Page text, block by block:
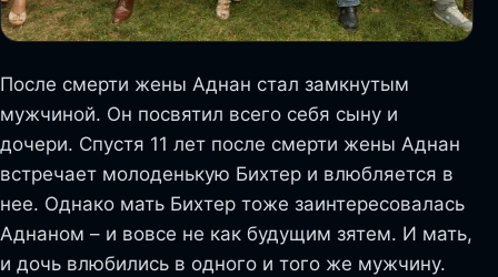
После смерти жены Аднан стал замкнутым
мужчиной. Он посвятил всего себя сыну и
дочери. Спустя 11 лет после смерти жены Аднан
встречает молоденькую Бихтер и влюбляется в
нее. Однако мать Бихтер тоже заинтересовалась
Аднаном – и вовсе не как будущим зятем. И мать,
и дочь влюбились в одного и того же мужчину.